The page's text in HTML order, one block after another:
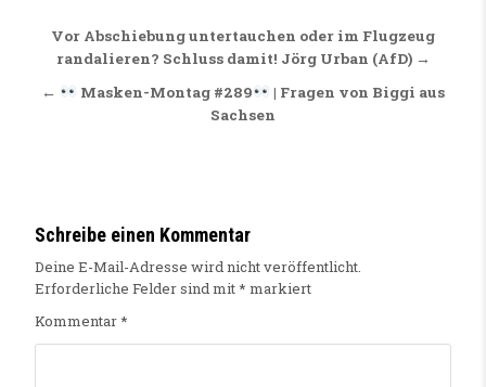
Beitragsnavigation
Vor Abschiebung untertauchen oder im Flugzeug
randalieren? Schluss damit! Jörg Urban (AfD) →
←
Masken-Montag #289
| Fragen von Biggi aus
Sachsen
Schreibe einen Kommentar
Deine E-Mail-Adresse wird nicht veröffentlicht.
Erforderliche Felder sind mit* markiert
Kommentar*